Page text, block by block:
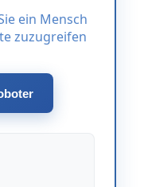
ein Mensch
zuzugreifen